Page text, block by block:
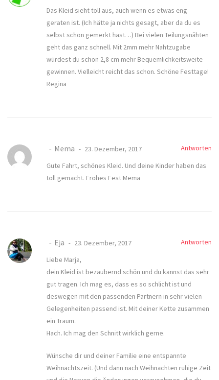
Das Kleid sieht toll aus, auch wenn es etwas eng
geraten ist. (Ich hätte ja nichts gesagt, aber da du es
selbst schon gemerkt hast…) Bei vielen Teilungsnähten
geht das ganz schnell. Mit 2mm mehr Nahtzugabe
würdest du schon 2,8 cm mehr Bequemlichkeitsweite
gewinnen. Vielleicht reicht das schon. Schöne Festtage!
Regina
Mema 23. Dezember, 2017
Antworten
Gute Fahrt, schönes Kleid. Und deine Kinder haben das
toll gemacht. Frohes Fest Mema
Eja 23. Dezember, 2017
Antworten
Liebe Marja,
dein Kleid ist bezaubernd schön und du kannst das sehr
gut tragen. Ich mag es, dass es so schlicht ist und
deswegen mit den passenden Partnern in sehr vielen
Gelegenheiten passend ist. Mit deiner Kette zusammen
ein Traum.
Hach. Ich mag den Schnitt wirklich gerne.
Wünsche dir und deiner Familie eine entspannte
Weihnachtszeit. (Und dann nach Weihnachten ruhige Zeit